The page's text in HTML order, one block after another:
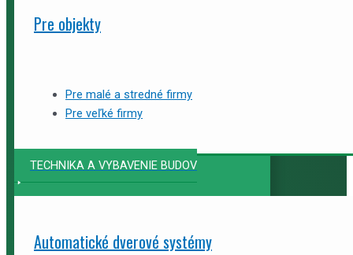
Pre objekty
Pre malé a stredné firmy
Pre veľké firmy
TECHNIKA A VYBAVENIE BUDOV
Automatické dverové systémy